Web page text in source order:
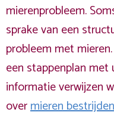
mierenprobleem.
sprake van een
probleem met
een stappenplan met
informatie verwijzen
overmieren